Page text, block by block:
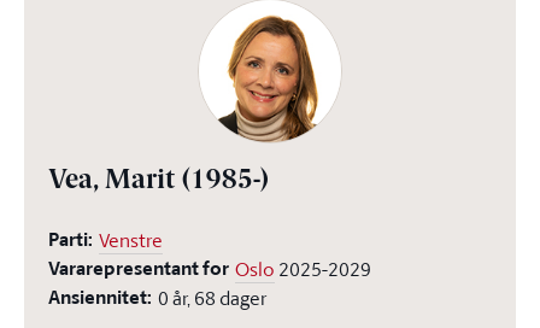
Vea, Marit (1985-)
Parti: Venstre
Vararepresentant for Oslo 2025-2029
Ansiennitet: 0 år, 68 dager